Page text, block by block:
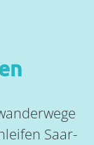
Saar-